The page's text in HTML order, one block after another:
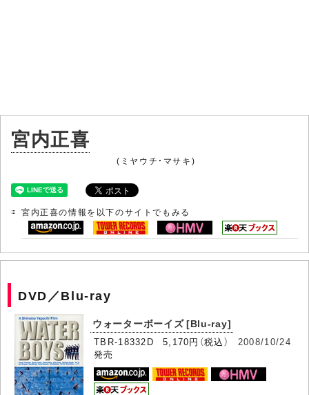
宮内正喜
(ミヤウチ・マサキ)
宮内正喜の情報を以下のサイトでもみる
DVD／Blu-ray
ウォーターボーイズ [Blu-ray]
TBR-18332D 5,170円（税込） 2008/10/24
発売